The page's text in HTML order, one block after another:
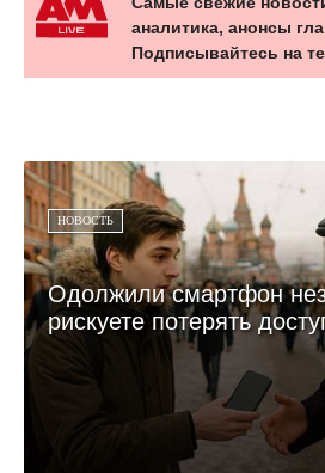
аналитика, анонсы
Подписывайтесь на
НОВОСТЬ
Одолжили смартфон
рискуете потерять